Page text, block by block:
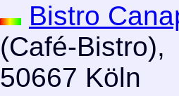
Bistro
(Café-Bistro),
50667 Köln